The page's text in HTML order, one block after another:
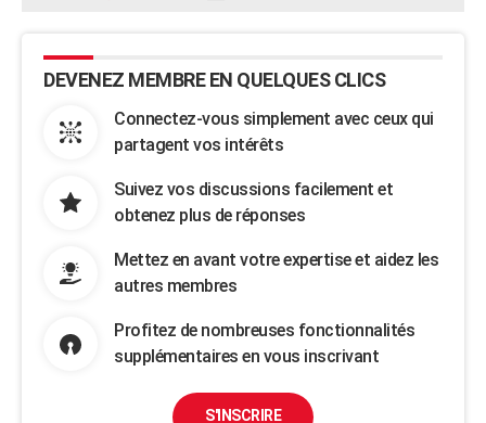
DEVENEZ MEMBRE EN QUELQUES CLICS
Connectez-vous simplement avec ceux qui
partagent vos intérêts
Suivez vos discussions facilement et
obtenez plus de réponses
Mettez en avant votre expertise et aidez les
autres membres
Profitez de nombreuses fonctionnalités
supplémentaires en vous inscrivant
S'INSCRIRE